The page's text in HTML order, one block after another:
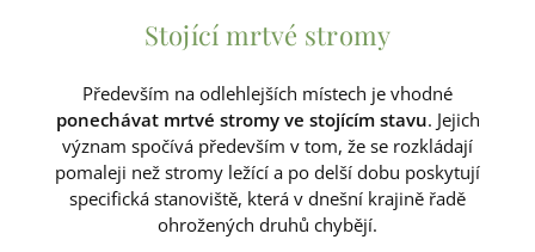
Stojící mrtvé stromy
Především na odlehlejších místech je vhodné
ponechávat mrtvé stromy ve stojícím stavu. Jejich
význam spočívá především v tom, že se rozkládají
pomaleji než stromy ležící a po delší dobu poskytují
specifická stanoviště, která v dnešní krajině řadě
ohrožených druhů chybějí.